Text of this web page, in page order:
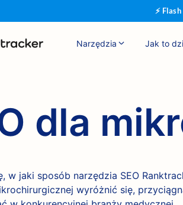
⚡
Narzędzia Jak to
dla
w jaki sposób narzędzia SEO
wyróżnić się,